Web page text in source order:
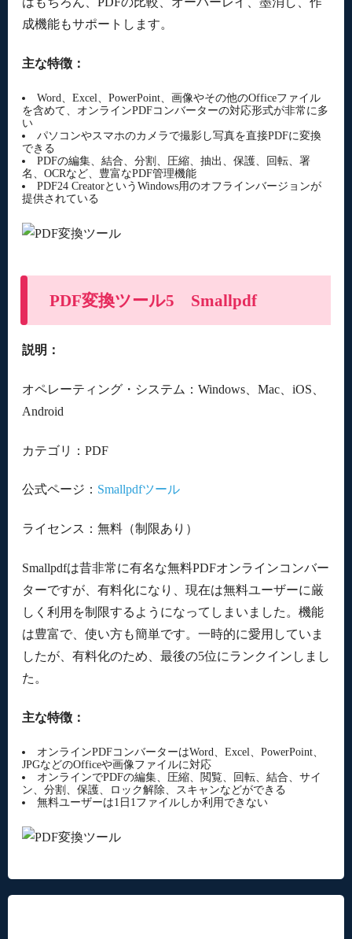
成機能もサポートします。
主な特徴：
Word、Excel、PowerPoint、画像やその他のOfficeファイル
を含めて、オンラインPDFコンバーターの対応形式が非常に多
い
パソコンやスマホのカメラで撮影し写真を直接PDFに変換
できる
PDFの編集、結合、分割、圧縮、抽出、保護、回転、署
名、OCRなど、豊富なPDF管理機能
PDF24 CreatorというWindows用のオフラインバージョンが
提供されている
PDF変換ツール5 Smallpdf
説明：
オペレーティング・システム：Windows、Mac、iOS、
Android
カテゴリ：PDF
公式ページ： Smallpdfツール
ライセンス：無料（制限あり）
Smallpdfは昔非常に有名な無料PDFオンラインコンバー
ターですが、有料化になり、現在は無料ユーザーに厳
しく利用を制限するようになってしまいました。機能
は豊富で、使い方も簡単です。一時的に愛用していま
したが、有料化のため、最後の5位にランクインしまし
た。
主な特徴：
オンラインPDFコンバーターはWord、Excel、PowerPoint、
JPGなどのOfficeや画像ファイルに対応
オンラインでPDFの編集、圧縮、閲覧、回転、結合、サイ
ン、分割、保護、ロック解除、スキャンなどができる
無料ユーザーは1日1ファイルしか利用できない